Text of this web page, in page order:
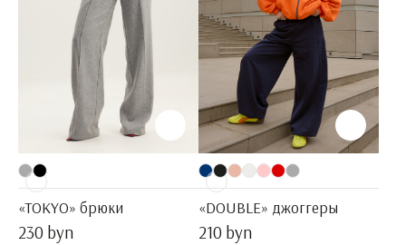
«TOKYO» брюки
230 byn
«DOUBLE» джоггеры
210 byn